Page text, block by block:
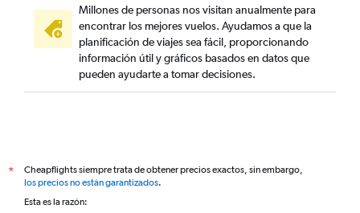
Millones de personas nos visitan anualmente para
encontrar los mejores vuelos. Ayudamos a que la
planificación de viajes sea fácil, proporcionando
información útil y gráficos basados en datos que
pueden ayudarte a tomar decisiones.
*
Cheapflights siempre trata de obtener precios exactos, sin embargo,
los precios no están garantizados.
Esta es la razón: